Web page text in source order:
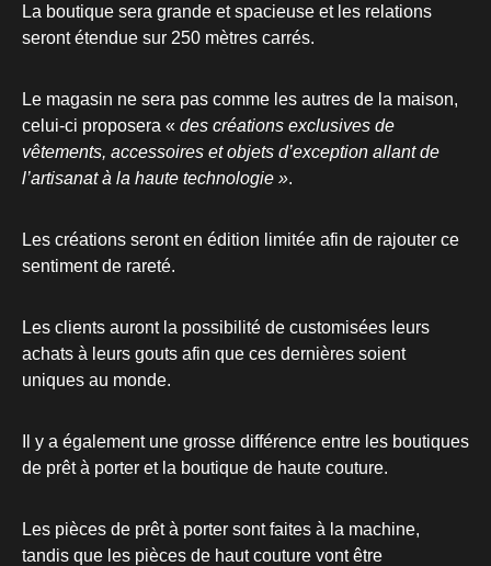
La boutique sera grande et spacieuse et les relations
seront étendue sur 250 mètres carrés.
Le magasin ne sera pas comme les autres de la maison,
celui-ci proposera « des créations exclusives de
vêtements, accessoires et objets d’exception allant de
l’artisanat à la haute technologie ».
Les créations seront en édition limitée afin de rajouter ce
sentiment de rareté.
Les clients auront la possibilité de customisées leurs
achats à leurs gouts afin que ces dernières soient
uniques au monde.
Il y a également une grosse différence entre les boutiques
de prêt à porter et la boutique de haute couture.
Les pièces de prêt à porter sont faites à la machine,
tandis que les pièces de haut couture vont être